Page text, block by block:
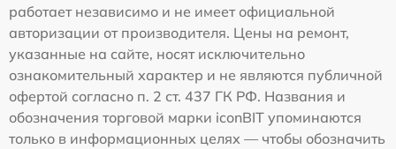
работает независимо и не имеет официальной
авторизации от производителя. Цены на ремонт,
указанные на сайте, носят исключительно
ознакомительный характер и не являются публичной
офертой согласно п. 2 ст. 437 ГК РФ. Названия и
обозначения торговой марки iconBIT упоминаются
только в информационных целях — чтобы обозначить